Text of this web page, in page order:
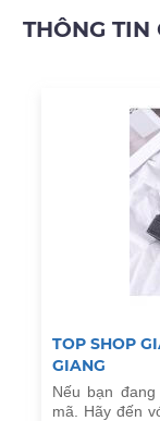
THÔNG TIN
TOP SHOP
GIANG
Nếu bạn
mã. Hãy đến